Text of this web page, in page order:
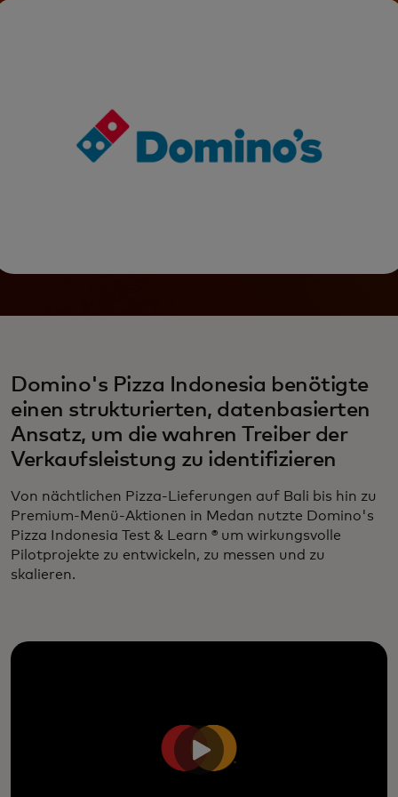
Domino's Pizza Indonesia benötigte
einen strukturierten, datenbasierten
Ansatz, um die wahren Treiber der
Verkaufsleistung zu identifizieren
Von nächtlichen Pizza-Lieferungen auf Bali bis hin zu
Premium-Menü-Aktionen in Medan nutzte Domino's
Pizza Indonesia Test & Learn ® um wirkungsvolle
Pilotprojekte zu entwickeln, zu messen und zu
skalieren.